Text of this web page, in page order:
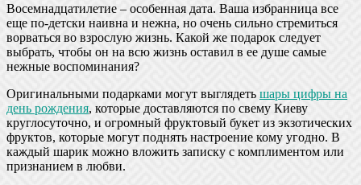
Восемнадцатилетие – особенная дата. Ваша избранница все
еще по-детски наивна и нежна, но очень сильно стремиться
ворваться во взрослую жизнь. Какой же подарок следует
выбрать, чтобы он на всю жизнь оставил в ее душе самые
нежные воспоминания?
Оригинальными подарками могут выглядеть шары цифры на
день рождения, которые доставляются по свему Киеву
круглосуточно, и огромный фруктовый букет из экзотических
фруктов, которые могут поднять настроение кому угодно. В
каждый шарик можно вложить записку с комплиментом или
признанием в любви.